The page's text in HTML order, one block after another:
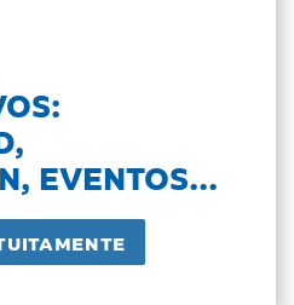
EVENTOS...